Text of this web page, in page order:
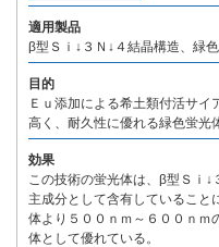
適用製品
β型Ｓｉ↓３Ｎ↓４結晶構造、緑
目的
Ｅｕ添加による希土類付活サ
高く、耐久性に優れる緑色蛍光
効果
この技術の蛍光体は、β型Ｓｉ
主成分として含有していること
体より５００ｎｍ～６００ｎｍ
体として優れている。